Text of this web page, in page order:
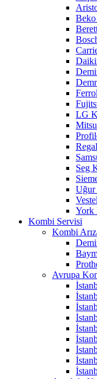
LG
Seg
Uğur
York
Kombi Servisi
Kombi
Avrupa